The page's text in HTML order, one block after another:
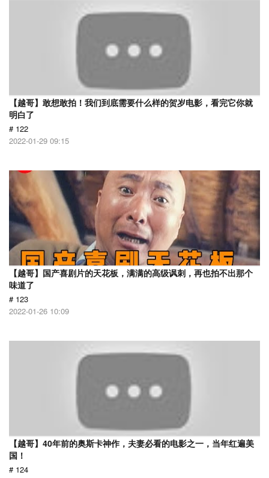
【越哥】敢想敢拍！我们到底需要什么样的贺岁电影，看完它你就
明白了
# 122
2022-01-29 09:15
【越哥】国产喜剧片的天花板，满满的高级讽刺，再也拍不出那个
味道了
# 123
2022-01-26 10:09
【越哥】40年前的奥斯卡神作，夫妻必看的电影之一，当年红遍美
国！
# 124